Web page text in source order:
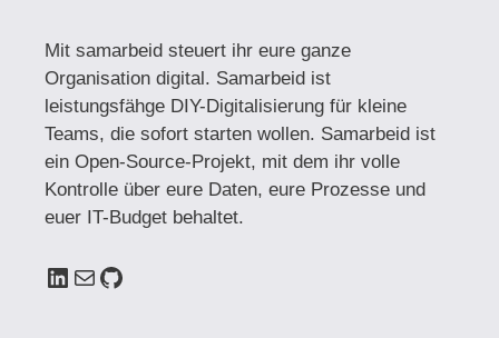
Mit samarbeid steuert ihr eure ganze
Organisation digital. Samarbeid ist
leistungsfähge DIY-Digitalisierung für kleine
Teams, die sofort starten wollen. Samarbeid ist
ein Open-Source-Projekt, mit dem ihr volle
Kontrolle über eure Daten, eure Prozesse und
euer IT-Budget behaltet.
LinkedIn
E-MailGitHub